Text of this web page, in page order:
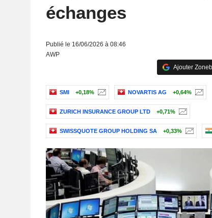
échanges
Publié le 16/06/2026 à 08:46
AWP
Ajouter
SMI +0,18% NOVARTIS AG +0,64%
ZURICH INSURANCE GROUP LTD +0,71%
SWISSQUOTE GROUP HOLDING SA +0,33%